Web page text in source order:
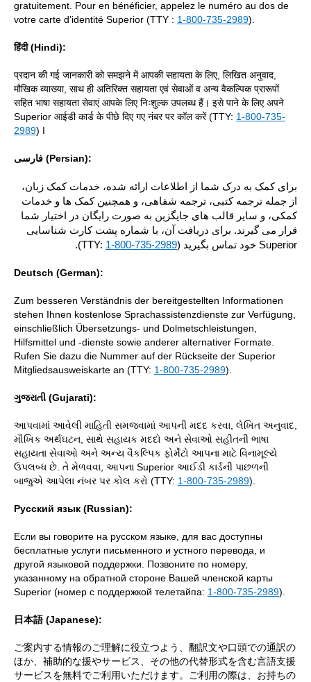
gratuitement. Pour en bénéficier, appelez le numéro au dos de
votre carte d’identité Superior (TTY : 1-800-735-2989).
हिंदी (Hindi):
प्रदान की गई जानकारी को समझने में आपकी सहायता के लिए, लिखित अनुवाद,
मौखिक व्याख्या, साथ ही अतिरिक्त सहायता एवं सेवाओं व अन्य वैकल्पिक प्रारूपों
सहित भाषा सहायता सेवाएं आपके लिए निःशुल्क उपलब्ध हैं। इसे पाने के लिए अपने
Superior आईडी कार्ड के पीछे दिए गए नंबर पर कॉल करें (TTY: 1-800-735-
2989) I
فارسی (Persian):
برای کمک به درک شما از اطلاعات ارائه شده، خدمات کمک زبان،
از جمله ترجمه کتبی، ترجمه شفاهی، و همچنین کمک ها و خدمات
کمکی، و سایر قالب های جایگزین به صورت رایگان در اختیار شما
قرار می گیرند. برای دریافت آن، با شماره پشت کارت شناسایی
Superior خود تماس بگیرید (TTY:
1-800-735-2989
).
Deutsch (German):
Zum besseren Verständnis der bereitgestellten Informationen
stehen Ihnen kostenlose Sprachassistenzdienste zur Verfügung,
einschließlich Übersetzungs- und Dolmetschleistungen,
Hilfsmittel und -dienste sowie anderer alternativer Formate.
Rufen Sie dazu die Nummer auf der Rückseite der Superior
Mitgliedsausweiskarte an (TTY: 1-800-735-2989).
ગુજરાતી (Gujarati):
આપવામાં આવેલી માહિતી સમજવામાં આપની મદદ કરવા, લેખિત અનુવાદ,
મૌખિક અર્થઘટન, સાથે સહાયક મદદો અને સેવાઓ સહીતની ભાષા
સહાયતા સેવાઓ અને અન્ય વૈકલ્પિક ફોર્મેટો આપના માટે વિનામૂલ્યે
ઉપલબ્ધ છે. તે મેળવવા, આપના Superior આઈડી કાર્ડની પાછળની
બાજુએ આપેલા નંબર પર કોલ કરો (TTY: 1-800-735-2989).
Русский язык (Russian):
Если вы говорите на русском языке, для вас доступны
бесплатные услуги письменного и устного перевода, и
другой языковой поддержки. Позвоните по номеру,
указанному на обратной стороне Вашей членской карты
Superior (номер с поддержкой телетайпа: 1-800-735-2989).
日本語 (Japanese):
ご案内する情報のご理解に役立つよう、翻訳文や口頭での通訳の
ほか、補助的な援やサービス、その他の代替形式を含む言語支援
サービスを無料でご利用いただけます。ご利用の際は、お持ちの